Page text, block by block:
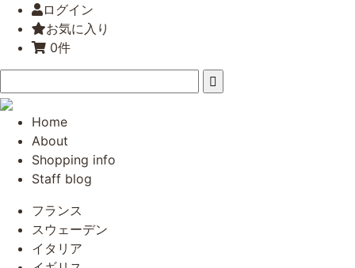
ログイン
お気に入り
0件
Home
About
Shopping info
Staff blog
フランス
スウェーデン
イタリア